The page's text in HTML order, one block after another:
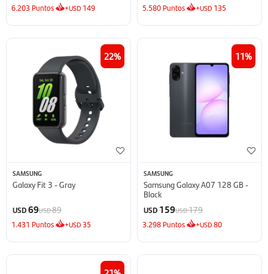
6.203 Puntos +USD 149 5.580 Puntos +USD 135
22
SAMSUNG
Galaxy Fit 3 - Gray
USD69USD89
1.431 Puntos +USD 35
11
SAMSUNG
Samsung Galaxy A07 128 GB -
Black
USD 159USD179
3.298 Puntos +USD80